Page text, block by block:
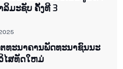
ລິມະຊັບ ຄັ້ງທີ 3
ຕ​ທະ​ນາ​ຄານ​ພັດ​ທະ​ນາ​ຊົນ​ນະ​
ໄສ​ທັດ​ໃຫມ່